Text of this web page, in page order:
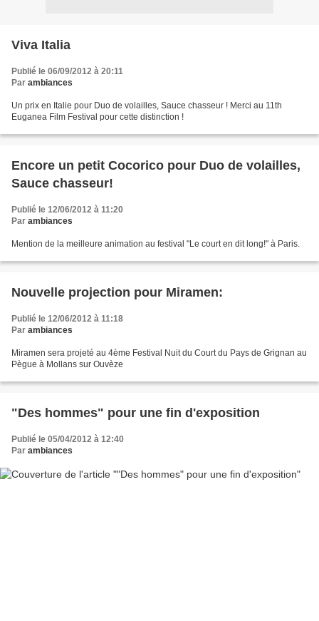
Viva Italia
Publié le 06/09/2012 à 20:11
Par ambiances
Un prix en Italie pour Duo de volailles, Sauce chasseur ! Merci au 11th
Euganea Film Festival pour cette distinction !
Encore un petit Cocorico pour Duo de volailles,
Sauce chasseur!
Publié le 12/06/2012 à 11:20
Par ambiances
Mention de la meilleure animation au festival "Le court en dit long!" à Paris.
Nouvelle projection pour Miramen:
Publié le 12/06/2012 à 11:18
Par ambiances
Miramen sera projeté au 4ème Festival Nuit du Court du Pays de Grignan au
Pègue à Mollans sur Ouvèze
"Des hommes" pour une fin d'exposition
Publié le 05/04/2012 à 12:40
Par ambiances